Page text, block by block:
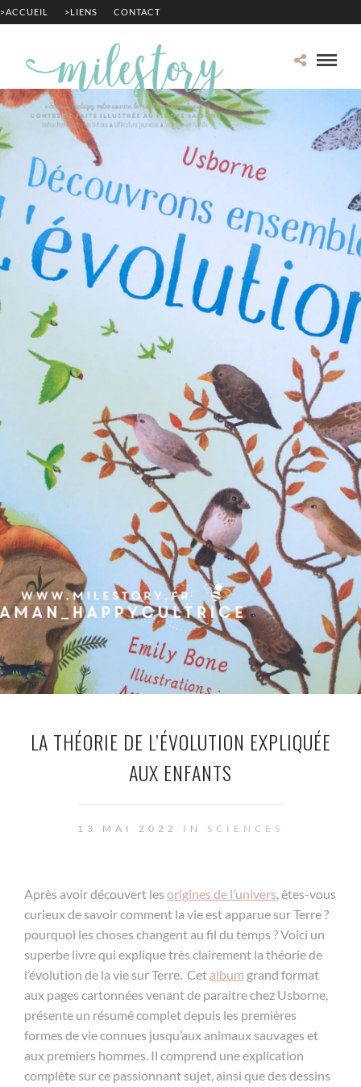
>ACCUEIL >LIENS CONTACT
LA THÉORIE DE L’ÉVOLUTION EXPLIQUÉE
AUX ENFANTS
13 MAI 2022 IN SCIENCES
Après avoir découvert les origines de l’univers, êtes-vous
curieux de savoir comment la vie est apparue sur Terre ?
pourquoi les choses changent au fil du temps ? Voici un
superbe livre qui explique très clairement la théorie de
l’évolution de la vie sur Terre. Cet album grand format
aux pages cartonnées venant de paraitre chez Usborne,
présente un résumé complet depuis les premières
formes de vie connues jusqu’aux animaux sauvages et
aux premiers hommes. Il comprend une explication
complète sur ce passionnant sujet, ainsi que des dessins